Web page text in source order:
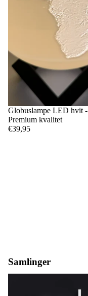
Globuslampe LED hvit -
Premium kvalitet
€39,95
Samlinger